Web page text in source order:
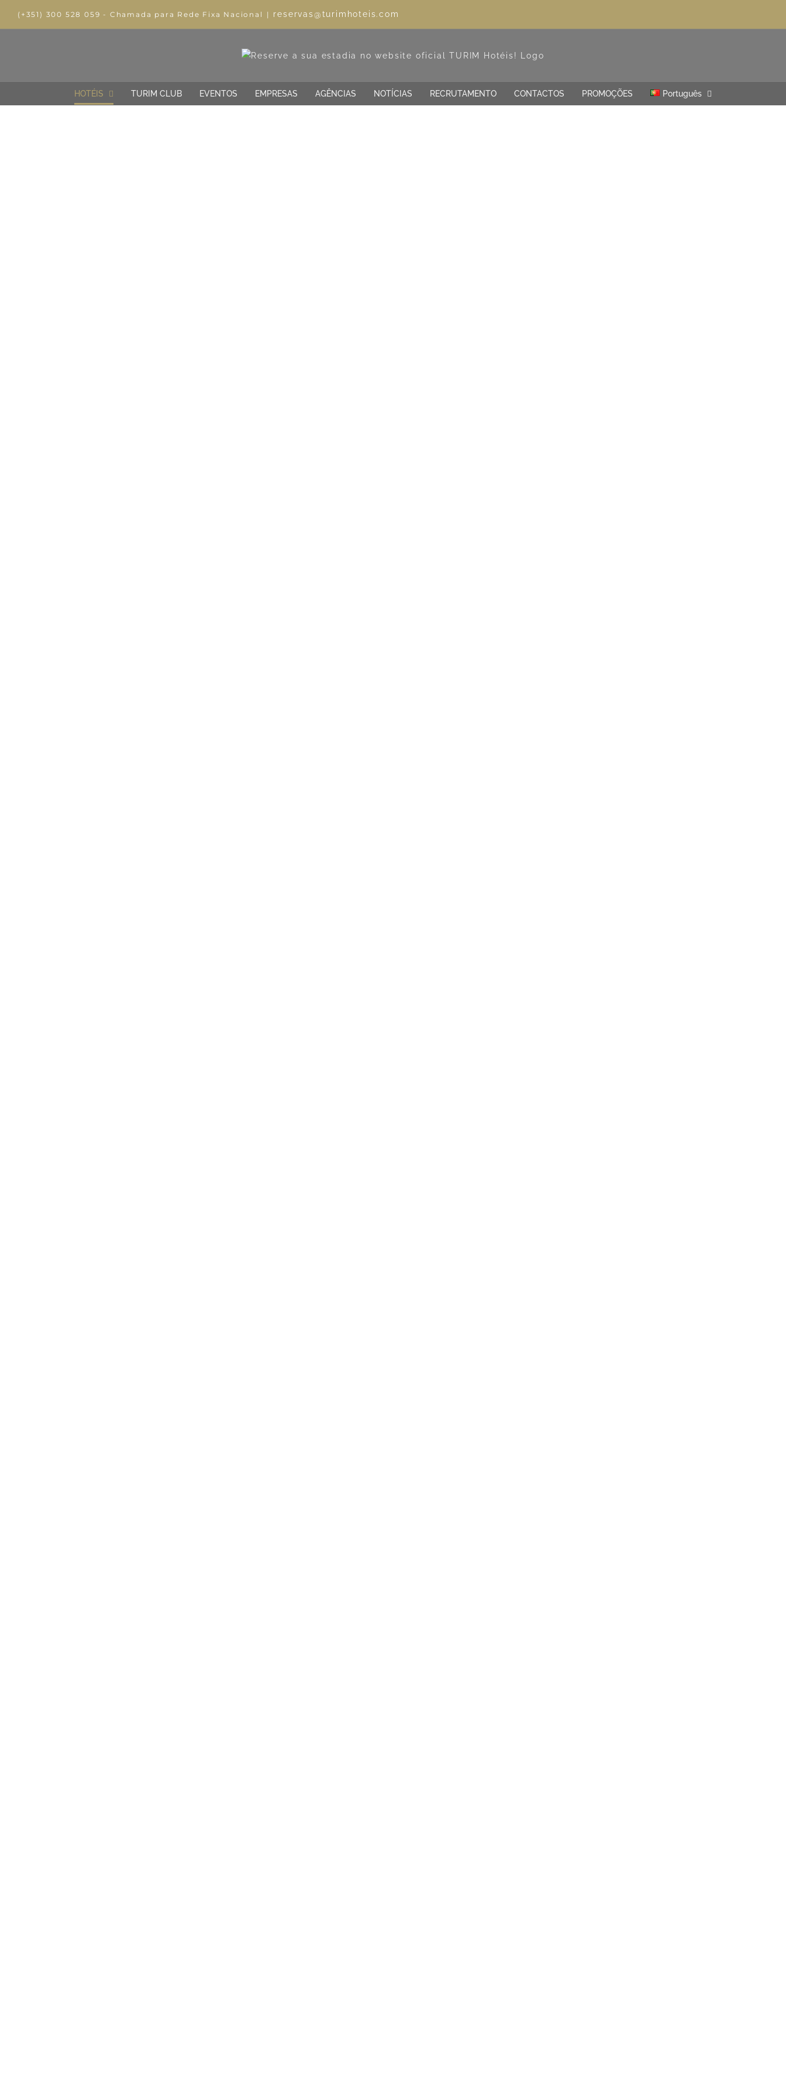
(+351) 300 528 059 - Chamada para Rede Fixa Nacional | reservas@turimhoteis.com
HOTÉIS TURIM CLUB EVENTOS EMPRESAS AGÊNCIAS NOTÍCIAS RECRUTAMENTO CONTACTOS PROMOÇÕES Português